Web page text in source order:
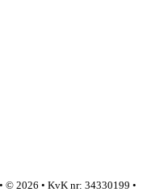
© 2026 • KvK nr: 34330199 •